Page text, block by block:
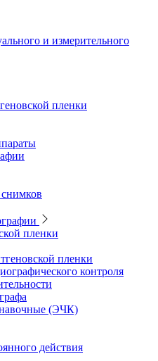
стенды
и измерительного
и измерительного
пленки